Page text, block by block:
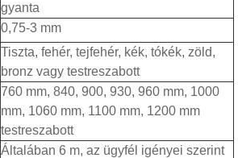
gyanta
0,75-3 mm
Tiszta, fehér, tejfehér, kék, tókék, zöld,
bronz vagy testreszabott
760 mm, 840, 900, 930, 960 mm, 1000
mm, 1060 mm, 1100 mm, 1200 mm
testreszabott
Általában 6 m, az ügyfél igényei szerint